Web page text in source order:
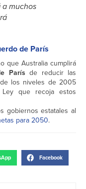
muchos
de París
que Australia cumplirá
Parísde reducir las
los niveles de 2005
que recoja estos
gobiernos estatales al
para 2050.
Facebook